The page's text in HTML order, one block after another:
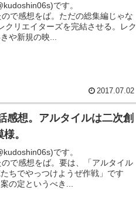
です。
で感想をば。ただの総集編じゃな
クリエイターズを完結させる。レク
や新規の映...
2017.07.02
感想。アルタイルは二次創
。
です。
ので感想をば。要は、「アルタイル
ちでやっつけようぜ作戦」です
の定というべき...